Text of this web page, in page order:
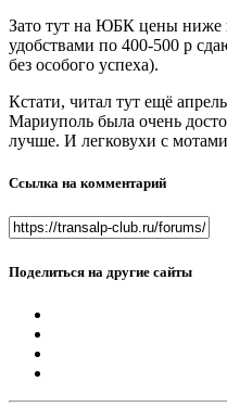
Зато тут на ЮБК цены ниже
удобствами по 400-500 р
без особого успеха).
Кстати, читал тут ещё
Мариуполь была очень
лучше. И легковухи с
Ссылка на комментарий
Поделиться на другие сайты